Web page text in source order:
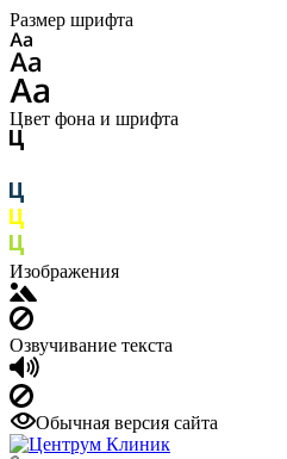
Размер шрифта
Цвет фона и шрифта
Изображения
Озвучивание текста
Обычная версия сайта